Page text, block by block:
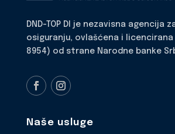
DND-TOP DI je nezavisna agencija
osiguranju, ovlašćena i licencirana
8954) od strane Narodne banke
Naše usluge